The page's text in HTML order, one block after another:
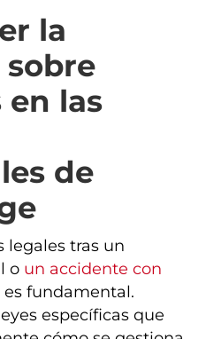
la
en las
de
legales tras un
o un accidente con
es fundamental.
específicas que